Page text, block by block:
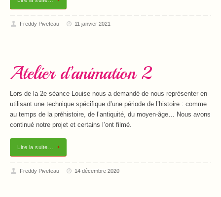
Freddy Piveteau 11 janvier 2021
Atelier d’animation 2
Lors de la 2e séance Louise nous a demandé de nous représenter en
utilisant une technique spécifique d’une période de l’histoire : comme
au temps de la préhistoire, de l’antiquité, du moyen-âge… Nous avons
continué notre projet et certains l’ont filmé.
Lire la suite…
Freddy Piveteau 14 décembre 2020